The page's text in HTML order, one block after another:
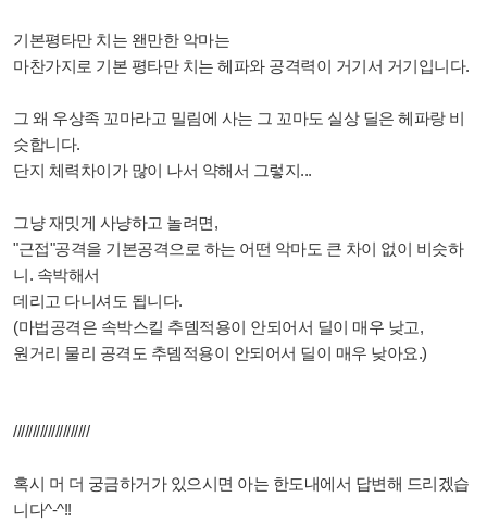
기본평타만 치는 왠만한 악마는
마찬가지로 기본 평타만 치는 헤파와 공격력이 거기서 거기입니다.
그 왜 우상족 꼬마라고 밀림에 사는 그 꼬마도 실상 딜은 헤파랑 비
슷합니다.
단지 체력차이가 많이 나서 약해서 그렇지...
그냥 재밋게 사냥하고 놀려면,
"근접"공격을 기본공격으로 하는 어떤 악마도 큰 차이 없이 비슷하
니. 속박해서
데리고 다니셔도 됩니다.
(마법공격은 속박스킬 추뎀적용이 안되어서 딜이 매우 낮고,
원거리 물리 공격도 추뎀적용이 안되어서 딜이 매우 낮아요.)
////////////////////
혹시 머 더 궁금하거가 있으시면 아는 한도내에서 답변해 드리겠습
니다^-^!!